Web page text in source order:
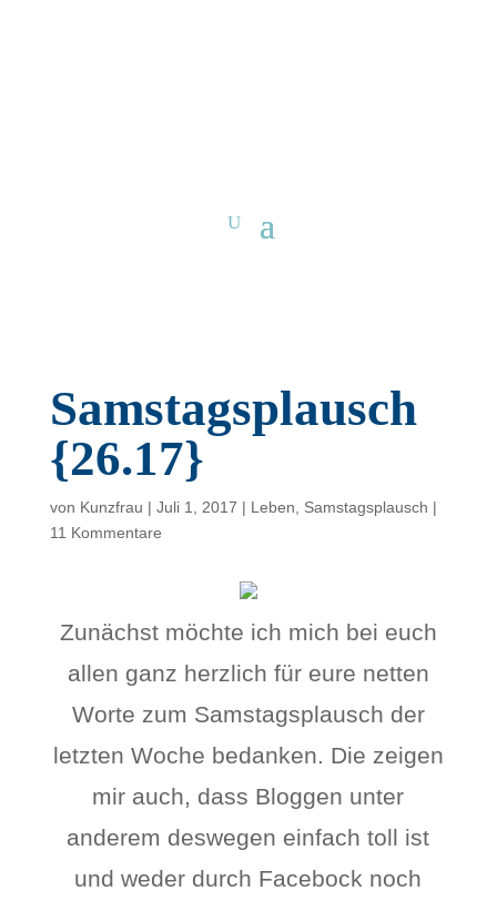
Samstagsplausch
{26.17}
von Kunzfrau | Juli 1, 2017 | Leben Samstagsplausch |
11 Kommentare
Zunächst möchte ich mich bei euch
allen ganz herzlich für eure netten
Worte zum Samstagsplausch der
letzten Woche bedanken. Die zeigen
mir auch, dass Bloggen unter
anderem deswegen einfach toll ist
und weder durch Facebock noch